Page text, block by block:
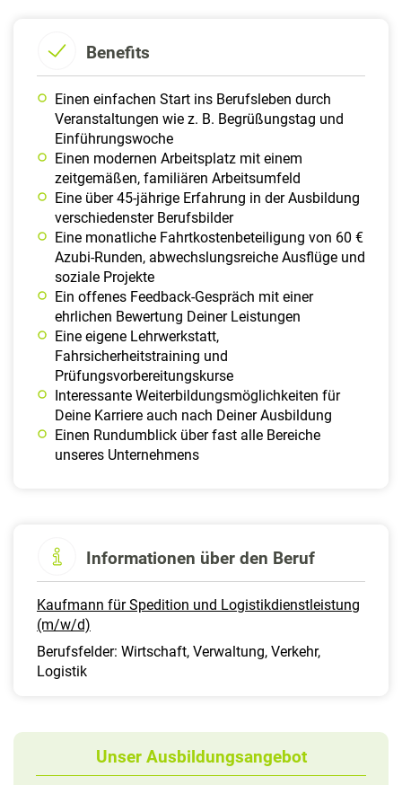
Benefits
Einen einfachen Start ins Berufsleben durch
Veranstaltungen wie z. B. Begrüßungstag und
Einführungswoche
Einen modernen Arbeitsplatz mit einem
zeitgemäßen, familiären Arbeitsumfeld
Eine über 45-jährige Erfahrung in der Ausbildung
verschiedenster Berufsbilder
Eine monatliche Fahrtkostenbeteiligung von 60 €
Azubi-Runden, abwechslungsreiche Ausflüge und
soziale Projekte
Ein offenes Feedback-Gespräch mit einer
ehrlichen Bewertung Deiner Leistungen
Eine eigene Lehrwerkstatt,
Fahrsicherheitstraining und
Prüfungsvorbereitungskurse
Interessante Weiterbildungsmöglichkeiten für
Deine Karriere auch nach Deiner Ausbildung
Einen Rundumblick über fast alle Bereiche
unseres Unternehmens
Informationen über den Beruf
Kaufmann für Spedition und Logistikdienstleistung
(m/w/d)
Berufsfelder: Wirtschaft, Verwaltung, Verkehr,
Logistik
Unser Ausbildungsangebot